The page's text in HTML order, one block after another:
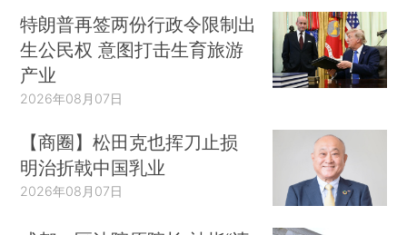
特朗普再签两份行政令限制出
生公民权 意图打击生育旅游
产业
2026年08月07日
【商圈】松田克也挥刀止损
明治折戟中国乳业
2026年08月07日